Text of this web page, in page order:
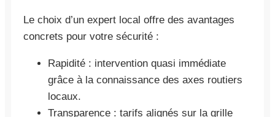
Le choix d’un expert local offre des avantages
concrets pour votre sécurité :
Rapidité : intervention quasi immédiate
grâce à la connaissance des axes routiers
locaux.
Transparence : tarifs alignés sur la grille